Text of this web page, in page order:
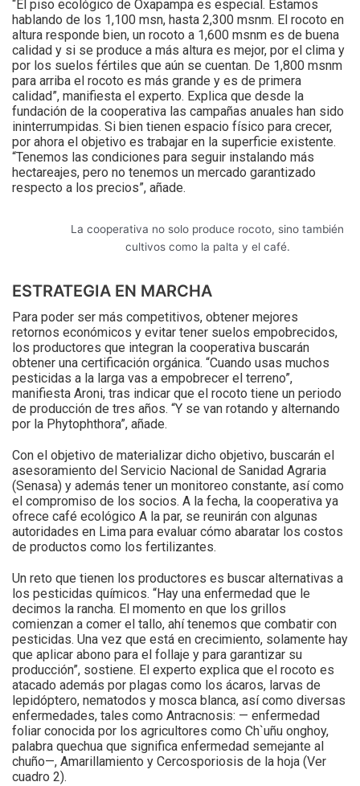
“El piso ecológico de Oxapampa es especial. Estamos
hablando de los 1,100 msn, hasta 2,300 msnm. El rocoto en
altura responde bien, un rocoto a 1,600 msnm es de buena
calidad y si se produce a más altura es mejor, por el clima y
por los suelos fértiles que aún se cuentan. De 1,800 msnm
para arriba el rocoto es más grande y es de primera
calidad”, manifiesta el experto. Explica que desde la
fundación de la cooperativa las campañas anuales han sido
ininterrumpidas. Si bien tienen espacio físico para crecer,
por ahora el objetivo es trabajar en la superficie existente.
“Tenemos las condiciones para seguir instalando más
hectareajes, pero no tenemos un mercado garantizado
respecto a los precios”, añade.
La cooperativa no solo produce rocoto, sino también
cultivos como la palta y el café.
ESTRATEGIA EN MARCHA
Para poder ser más competitivos, obtener mejores
retornos económicos y evitar tener suelos empobrecidos,
los productores que integran la cooperativa buscarán
obtener una certificación orgánica. “Cuando usas muchos
pesticidas a la larga vas a empobrecer el terreno”,
manifiesta Aroni, tras indicar que el rocoto tiene un periodo
de producción de tres años. “Y se van rotando y alternando
por la Phytophthora”, añade.
Con el objetivo de materializar dicho objetivo, buscarán el
asesoramiento del Servicio Nacional de Sanidad Agraria
(Senasa) y además tener un monitoreo constante, así como
el compromiso de los socios. A la fecha, la cooperativa ya
ofrece café ecológico A la par, se reunirán con algunas
autoridades en Lima para evaluar cómo abaratar los costos
de productos como los fertilizantes.
Un reto que tienen los productores es buscar alternativas a
los pesticidas químicos. “Hay una enfermedad que le
decimos la rancha. El momento en que los grillos
comienzan a comer el tallo, ahí tenemos que combatir con
pesticidas. Una vez que está en crecimiento, solamente hay
que aplicar abono para el follaje y para garantizar su
producción”, sostiene. El experto explica que el rocoto es
atacado además por plagas como los ácaros, larvas de
lepidóptero, nematodos y mosca blanca, así como diversas
enfermedades, tales como Antracnosis: — enfermedad
foliar conocida por los agricultores como Ch`uñu onghoy,
palabra quechua que significa enfermedad semejante al
chuño—, Amarillamiento y Cercosporiosis de la hoja (Ver
cuadro 2).